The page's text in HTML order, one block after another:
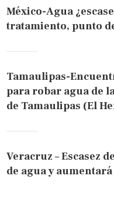
México-Agua
tratamiento, punto
Tamaulipas-
para robar agua de
de Tamaulipas (El
Veracruz – Escasez
de agua y